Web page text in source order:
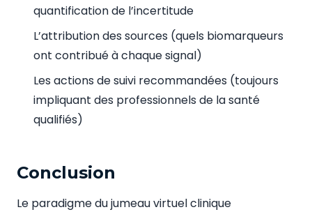
quantification de l’incertitude
L’attribution des sources (quels biomarqueurs
ont contribué à chaque signal)
Les actions de suivi recommandées (toujours
impliquant des professionnels de la santé
qualifiés)
Conclusion
Le paradigme du jumeau virtuel clinique